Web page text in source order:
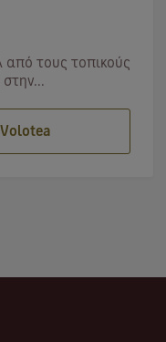
από τους τοπικούς
Volotea